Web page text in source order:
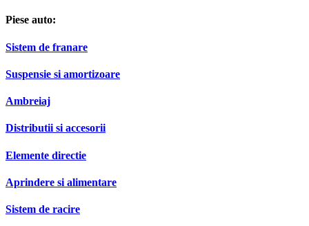
Piese auto:
Sistem de franare
Suspensie si amortizoare
Ambreiaj
Distributii si accesorii
Elemente directie
Aprindere si alimentare
Sistem de racire